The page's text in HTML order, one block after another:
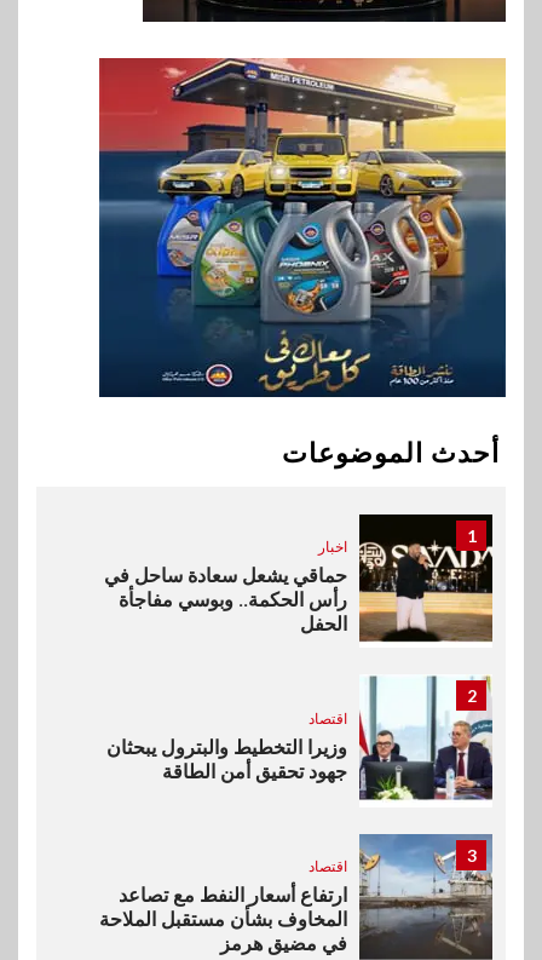
أحدث الموضوعات
بنك QNB مصر يعزز جاهزية
المشروعات الصغيرة والمتوسطة
للنمو والتوسع
9 اخبار
فيكسد مصر و”حلول” تتشاركان
في تطوير أول منصة للسياحة
الصحية في مصر والشرق الأوسط
وأفريقيا Tour4Cure
سوق وصلة
جهازًا مثاليًا للشباب
1
اخبار
حماقي يشعل سعادة ساحل في
رأس الحكمة.. وبوسي مفاجأة
الحفل
2
اقتصاد
وزيرا التخطيط والبترول يبحثان
جهود تحقيق أمن الطاقة
3
اقتصاد
ارتفاع أسعار النفط مع تصاعد
المخاوف بشأن مستقبل الملاحة
في مضيق هرمز